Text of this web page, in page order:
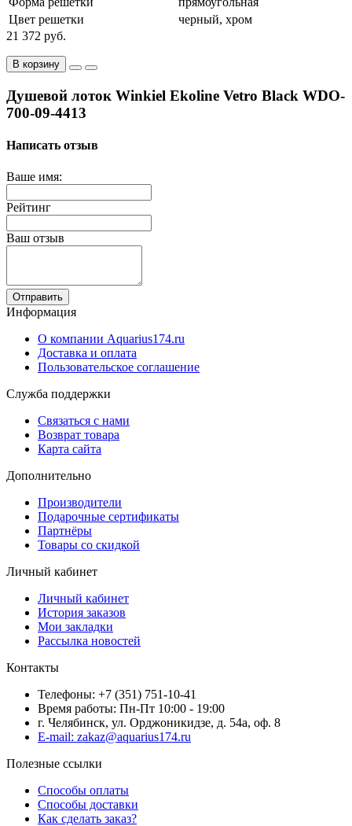
Цвет решетки
черный, хром
21 372 руб.
В корзину
Душевой лоток Winkiel Ekoline Vetro Black WDO-
700-09-4413
Написать отзыв
Ваше имя:
Рейтинг
Ваш отзыв
Отправить
Информация
О компании Aquarius174.ru
Доставка и оплата
Пользовательское соглашение
Служба поддержки
Связаться с нами
Возврат товара
Карта сайта
Дополнительно
Производители
Подарочные сертификаты
Партнёры
Товары со скидкой
Личный кабинет
Личный кабинет
История заказов
Мои закладки
Рассылка новостей
Контакты
Телефоны: +7 (351) 751-10-41
Время работы: Пн-Пт 10:00 - 19:00
г. Челябинск, ул. Орджоникидзе, д. 54а, оф. 8
E-mail: zakaz@aquarius174.ru
Полезные ссылки
Способы оплаты
Способы доставки
Как сделать заказ?